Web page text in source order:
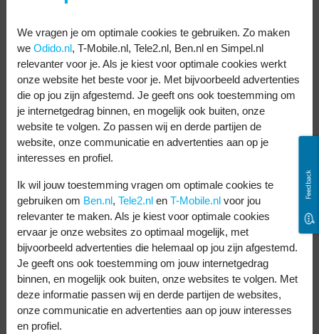
de server.
Telegram
Telegram staat vanaf de lancering bekend
om zijn encryptie. Daardoor is de app veilig
in gebruik. Maar het heeft ook een
internetcriminelen en potentiële oplichters,
die makkelijk een account aanmaken. Geen
probleem als je alleen met vrienden
communiceert.
Maar je moet de end-to-endversleuteling
wel instellen. Dat wordt automatisch gedaan
Feedback
We vragen je om optimale cookies te gebruiken. Zo maken
we Odido.nl, T-Mobile.nl, Tele2.nl, Ben.nl en Simpel.nl
relevanter voor je. Als je kiest voor optimale cookies werkt
onze website het beste voor je. Met bijvoorbeeld advertenties
die op jou zijn afgestemd. Je geeft ons ook toestemming om
je internetgedrag binnen, en mogelijk ook buiten, onze
website te volgen. Zo passen wij en derde partijen de
website, onze communicatie en advertenties aan op je
interesses en profiel.
Ik wil jouw toestemming vragen om optimale cookies te
gebruiken om Ben.nl, Tele2.nl en T-Mobile.nl voor jou
relevanter te maken. Als je kiest voor optimale cookies
ervaar je onze websites zo optimaal mogelijk, met
bijvoorbeeld advertenties die helemaal op jou zijn afgestemd.
Je geeft ons ook toestemming om jouw internetgedrag
binnen, en mogelijk ook buiten, onze websites te volgen. Met
deze informatie passen wij en derde partijen de websites,
onze communicatie en advertenties aan op jouw interesses
en profiel.